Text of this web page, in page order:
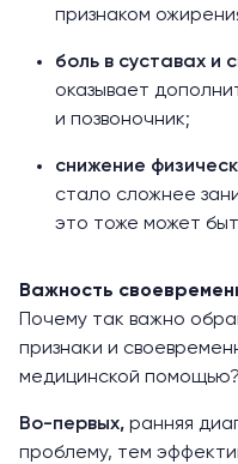
признаком
боль в суставах и
оказывает
и позвоночник;
снижение
стало сложнее
это тоже может
Важность
Почему так важно
признаки и
медицинской помощью?
Во-первых, ранняя
проблему, тем